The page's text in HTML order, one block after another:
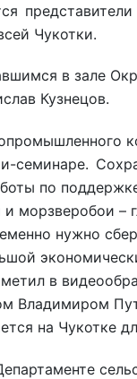
Чукотки.
в зале
Кузнецов.
семинаре.
по
морзверобои –
нужно
в
Владимиром
на Чукотке